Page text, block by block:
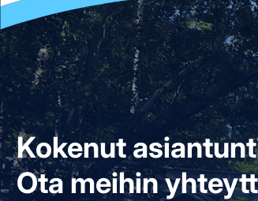
Kokenut
Ota meihin